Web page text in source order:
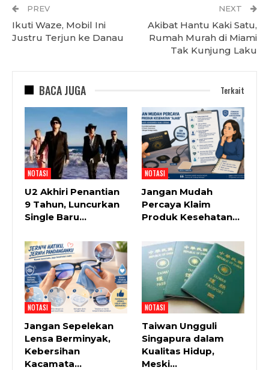
PREV
Ikuti Waze, Mobil Ini
Justru Terjun ke Danau
NEXT
Akibat Hantu Kaki Satu,
Rumah Murah di Miami
Tak Kunjung Laku
BACA JUGA Terkait
NOTASI
U2 Akhiri Penantian
9 Tahun, Luncurkan
Single Baru…
NOTASI
Jangan Mudah
Percaya Klaim
Produk Kesehatan…
NOTASI
Jangan Sepelekan
Lensa Berminyak,
Kebersihan
Kacamata…
NOTASI
Taiwan Ungguli
Singapura dalam
Kualitas Hidup,
Meski…